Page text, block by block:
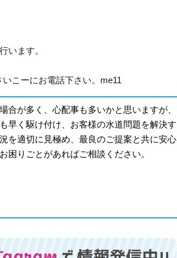
います。
こーにお電話下さい。me11
合が多く、心配事も多いかと思いますが、
早く駆け付け、お客様の水道問題を解決す
を適切に見極め、最良のご提案と共に安心
困りごとがあればご相談ください。